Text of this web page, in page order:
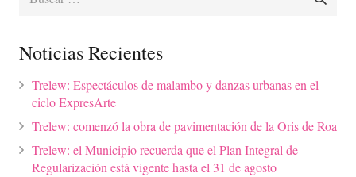
Noticias Recientes
Trelew: Espectáculos de malambo y danzas urbanas en el
ciclo ExpresArte
Trelew: comenzó la obra de pavimentación de la Oris de Roa
Trelew: el Municipio recuerda que el Plan Integral de
Regularización está vigente hasta el 31 de agosto